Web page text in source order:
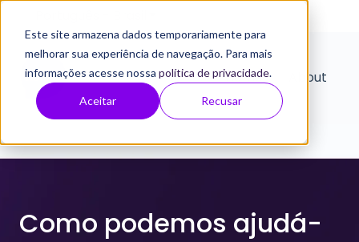
Este site armazena dados temporariamente para
melhorar sua experiência de navegação. Para mais
informações acesse nossa política de privacidade.
Aceitar Recusar
Home About
Como podemos ajudá-